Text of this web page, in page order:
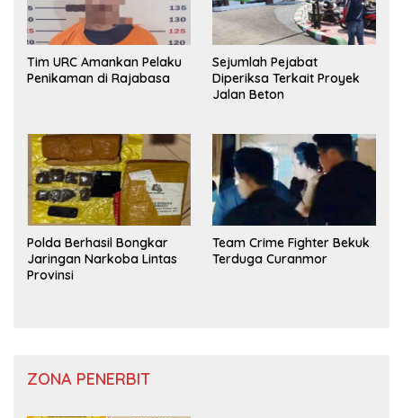
Tim URC Amankan Pelaku
Penikaman di Rajabasa
Sejumlah Pejabat
Diperiksa Terkait Proyek
Jalan Beton
Polda Berhasil Bongkar
Jaringan Narkoba Lintas
Provinsi
Team Crime Fighter Bekuk
Terduga Curanmor
ZONA PENERBIT